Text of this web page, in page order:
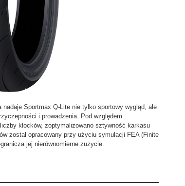
nadaje Sportmax Q-Lite nie tylko sportowy wygląd, ale
i prowadzenia. Pod względem
klocków, zoptymalizowano sztywność karkasu
został opracowany przy użyciu symulacji FEA (Finite
jej nierównomierne zużycie.